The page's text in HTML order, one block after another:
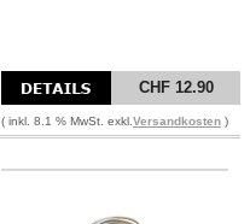
CHF 12.90
( inkl. 8.1 % MwSt. exkl. Versandkosten )